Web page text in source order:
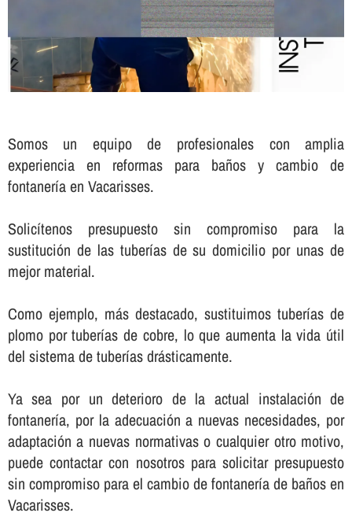
Somos un equipo de profesionales con amplia
experiencia en reformas para baños y cambio de
fontanerí­a en Vacarisses.
Solicí­tenos presupuesto sin compromiso para la
sustitución de las tuberí­as de su domicilio por unas de
mejor material.
Como ejemplo, más destacado, sustituimos tuberí­as de
plomo por tuberí­as de cobre, lo que aumenta la vida útil
del sistema de tuberí­as drásticamente.
Ya sea por un deterioro de la actual instalación de
fontanerí­a, por la adecuación a nuevas necesidades, por
adaptación a nuevas normativas o cualquier otro motivo,
puede contactar con nosotros para solicitar presupuesto
sin compromiso para el cambio de fontanerí­a de baños en
Vacarisses.